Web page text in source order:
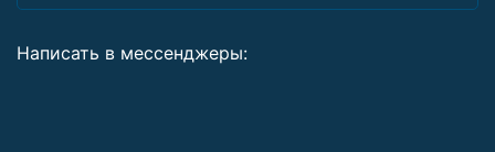
Написать в мессенджеры: